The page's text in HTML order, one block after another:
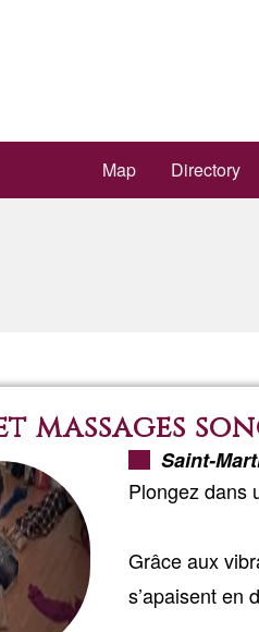
Map Directory
massages
Saint-
Plongez dans
Grâce aux
s’apaisent en